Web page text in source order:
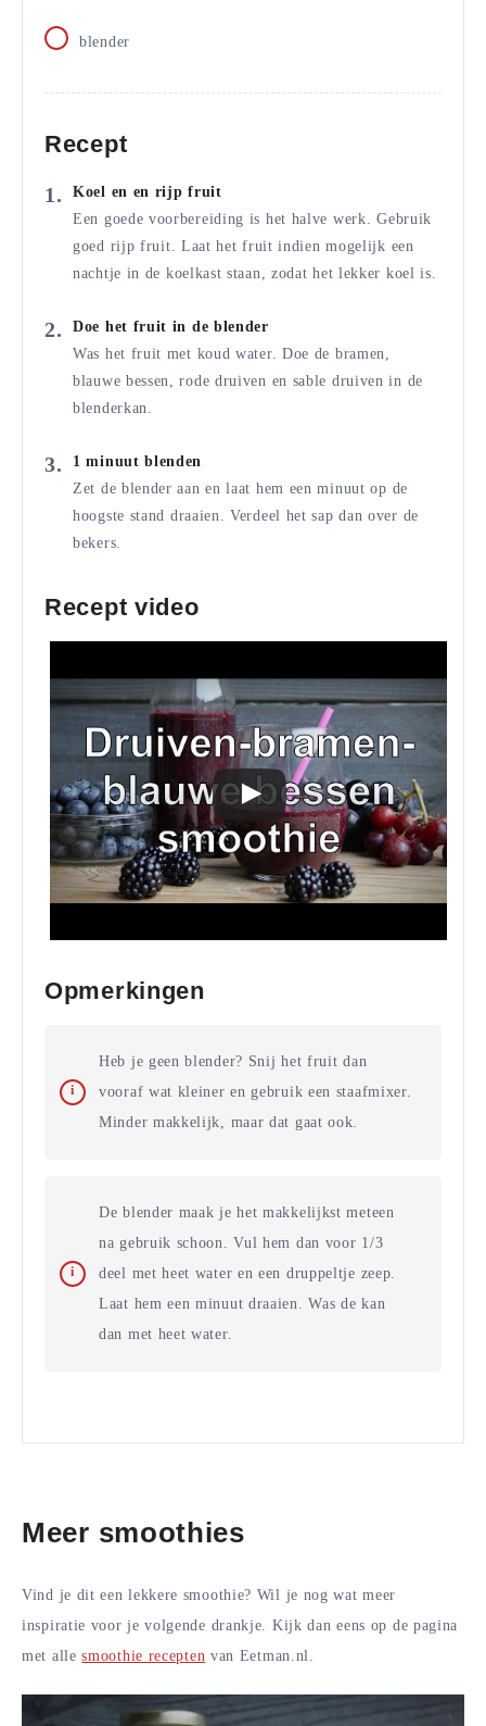
blender
Recept
Koel en en rijp fruit
Een goede voorbereiding is het halve werk. Gebruik
goed rijp fruit. Laat het fruit indien mogelijk een
nachtje in de koelkast staan, zodat het lekker koel is.
Doe het fruit in de blender
Was het fruit met koud water. Doe de bramen,
blauwe bessen, rode druiven en sable druiven in de
blenderkan.
1 minuut blenden
Zet de blender aan en laat hem een minuut op de
hoogste stand draaien. Verdeel het sap dan over de
bekers.
Recept video
Opmerkingen
Heb je geen blender? Snij het fruit dan
vooraf wat kleiner en gebruik een staafmixer.
Minder makkelijk, maar dat gaat ook.
De blender maak je het makkelijkst meteen
na gebruik schoon. Vul hem dan voor 1/3
deel met heet water en een druppeltje zeep.
Laat hem een minuut draaien. Was de kan
dan met heet water.
Meer smoothies
Vind je dit een lekkere smoothie? Wil je nog wat meer
inspiratie voor je volgende drankje. Kijk dan eens op de pagina
met allesmoothie recepten van Eetman.nl.